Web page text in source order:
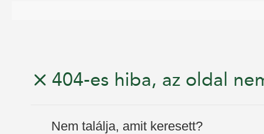
404-es hiba, az oldal
Nem találja, amit keresett?